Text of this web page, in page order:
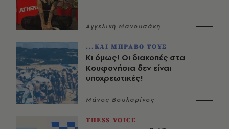
Αγγελική Μανουσάκη
...ΚΑΙ ΜΠΡΑΒΟ ΤΟΥΣ
Κι όμως! Οι διακοπές στα
Κουφονήσια δεν είναι
υποχρεωτικές!
Μάνος Βουλαρίνος
THESS VOICE